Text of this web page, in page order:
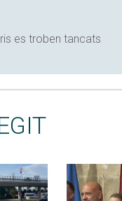
es troben tancats